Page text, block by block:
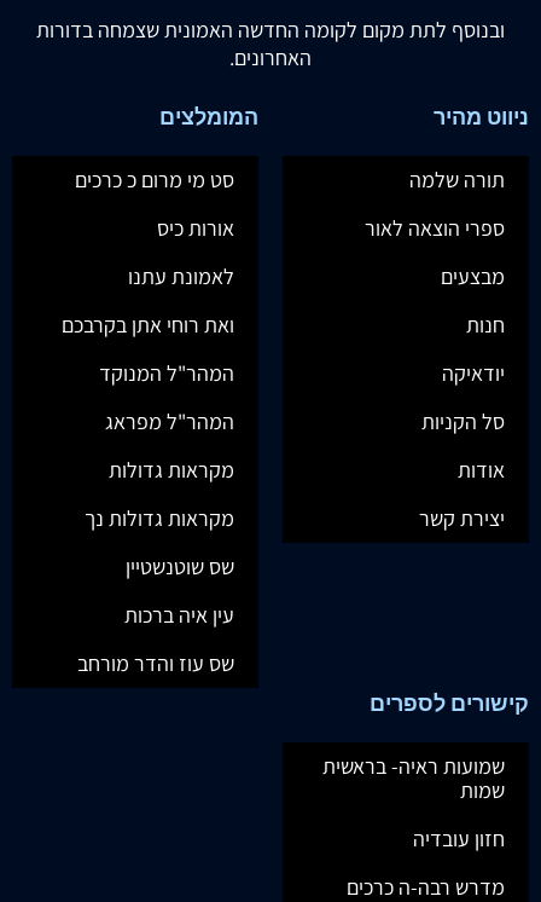
ובנוסף לתת מקום לקומה החדשה האמונית שצמחה בדורות
האחרונים.
ניווט מהיר
תורה שלמה
ספרי הוצאה לאור
מבצעים
חנות
יודאיקה
סל הקניות
אודות
יצירת קשר
המומלצים
סט מי מרום כ כרכים
אורות כיס
לאמונת עתנו
ואת רוחי אתן בקרבכם
המהר"ל המנוקד
המהר"ל מפראג
מקראות גדולות
מקראות גדולות נך
שס שוטנשטיין
עין איה ברכות
שס עוז והדר מורחב
קישורים לספרים
שמועות ראיה- בראשית
שמות
חזון עובדיה
מדרש רבה-ה כרכים